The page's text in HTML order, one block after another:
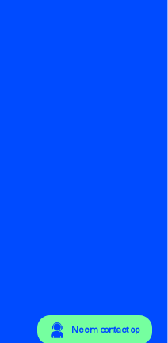
Neem contact op